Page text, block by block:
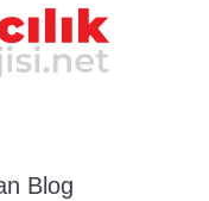
Blog